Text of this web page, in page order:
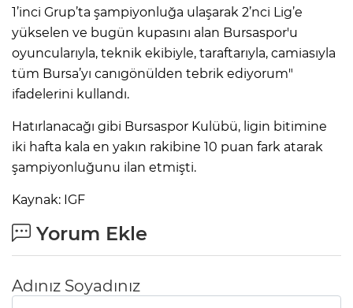
1’inci Grup’ta şampiyonluğa ulaşarak 2’nci Lig’e
yükselen ve bugün kupasını alan Bursaspor'u
oyuncularıyla, teknik ekibiyle, taraftarıyla, camiasıyla
tüm Bursa’yı canıgönülden tebrik ediyorum"
ifadelerini kullandı.
Hatırlanacağı gibi Bursaspor Kulübü, ligin bitimine
iki hafta kala en yakın rakibine 10 puan fark atarak
şampiyonluğunu ilan etmişti.
Kaynak: IGF
Yorum Ekle
Adınız Soyadınız